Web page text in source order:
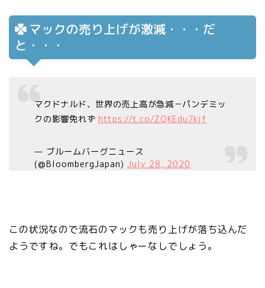
マックの売り上げが激減・・・だ
と・・・
マクドナルド、世界の売上高が急減－パンデミッ
クの影響免れず https://t.co/ZQKEdu7kjf
— ブルームバーグニュース
(@BloombergJapan)July 28, 2020
この状況なので流石のマックも売り上げが落ち込んだ
ようですね。でもこれはしゃーなしでしょう。